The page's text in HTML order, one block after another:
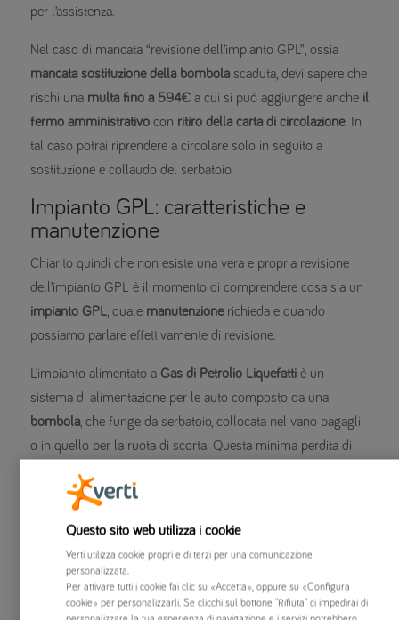
per l’assistenza.
Nel caso di mancata “revisione dell’impianto GPL”, ossia
mancata sostituzione della bombola scaduta, devi sapere che
rischi una multa fino a 594€ a cui si può aggiungere anche il
fermo amministrativo con ritiro della carta di circolazione. In
tal caso potrai riprendere a circolare solo in seguito a
sostituzione e collaudo del serbatoio.
Impianto GPL: caratteristiche e
manutenzione
Chiarito quindi che non esiste una vera e propria revisione
dell’impianto GPL è il momento di comprendere cosa sia un
impianto GPL , quale manutenzionerichieda e quando
possiamo parlare effettivamente di revisione.
L’impianto alimentato a Gas di Petrolio Liquefatti è un
sistema di alimentazione per le auto composto da una
bombola , che funge da serbatoio, collocata nel vano bagagli
o in quello per la ruota di scorta. Questa minima perdita di
inquinamento.
investimento inizialepuò raggiungere i 2.000 euro, sia nel
caso di installazione dell’impianto, sia per il surplus
necessario per l’acquisto di un veicolo bifuel, ma il risparmio
è garantito nel lungo termine, così come il ritorno della spesa
Questo sito web utilizza i cookie
Verti utilizza cookie propri e di terzi per una comunicazione
personalizzata.
Per attivare tutti i cookie fai clic su «Accetta», oppure su «Configura
cookie» per personalizzarli. Se clicchi sul bottone "Rifiuta" ci impedirai di